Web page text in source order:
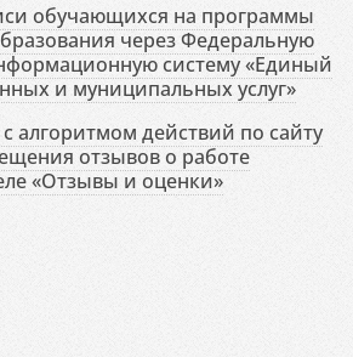
обучающихся на программы
через Федеральную
систему «Единый
и муниципальных услуг»
алгоритмом действий по сайту
отзывов о работе
«Отзывы и оценки»